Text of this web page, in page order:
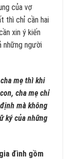
của vợ
thì chỉ cần hai
xin ý kiến
những người
mẹ thì khi
cha mẹ chỉ
mà không
ký của những
đình gồm